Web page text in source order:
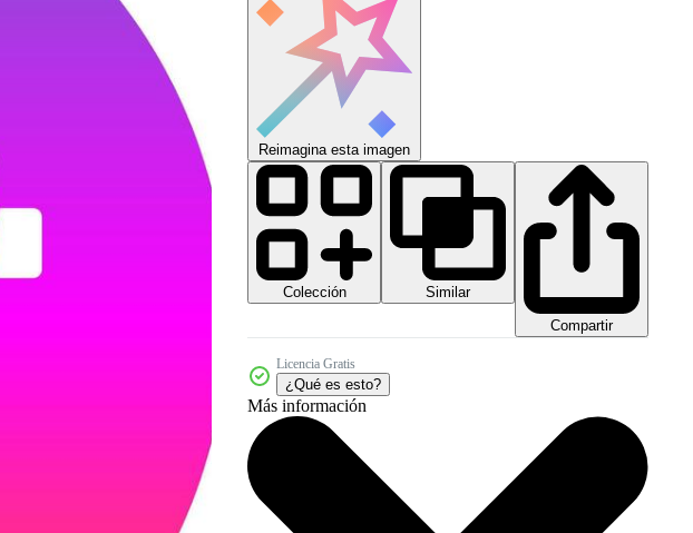
Reimagina esta imagen
Colección
Similar
Compartir
Licencia Gratis
¿Qué es esto?
Más información